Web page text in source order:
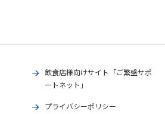
飲食店様向けサイト「ご繁盛サポ
ートネット」
プライバシーポリシー